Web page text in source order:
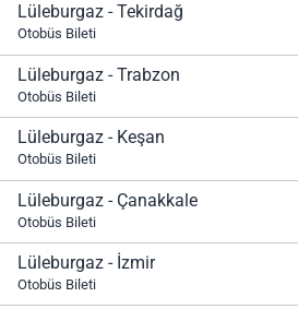
Lüleburgaz - Tekirdağ
Otobüs Bileti
Lüleburgaz - Trabzon
Otobüs Bileti
Lüleburgaz - Keşan
Otobüs Bileti
Lüleburgaz - Çanakkale
Otobüs Bileti
Lüleburgaz - İzmir
Otobüs Bileti